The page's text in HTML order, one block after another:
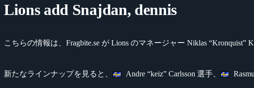
Lions add Snajdan, dennis
こちらの情報は、Fragbite.se が Lions のマネージャー Niklas
新たなラインナップを見ると、 Andre “keiz” Carlsson 選手、